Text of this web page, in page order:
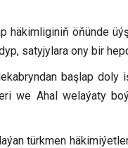
öňünde
satyjylara ony bir
başlap doly
we Ahal welaýaty
türkmen